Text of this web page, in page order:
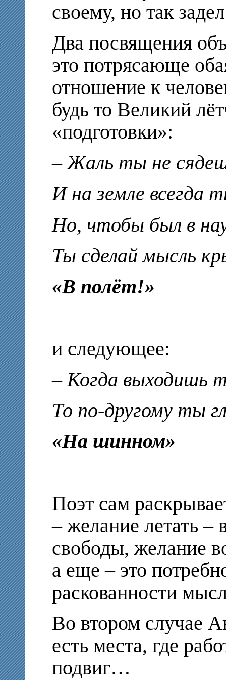
своему, но так
Два посвящения
это потрясающе
отношение к
будь то Великий
«подготовки»:
– Жаль ты не
И на земле всегда
Но, чтобы был в
Ты сделай мысль
«В полёт!»
и следующее:
– Когда выходишь
То по-другому ты
«На шинном»
Поэт сам
– желание летать –
свободы, желание
а еще – это
раскованности
Во втором случае
есть места, где
подвиг…